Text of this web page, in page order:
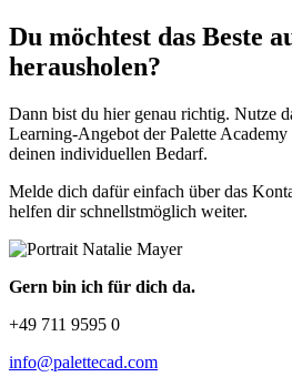
Du möchtest das Beste
herausholen?
Dann bist du hier genau richtig. Nutze
Learning-Angebot der Palette
deinen individuellen Bedarf.
Melde dich dafür einfach über das
helfen dir schnellstmöglich weiter.
Gern bin ich für dich da.
+49 711 9595 0
info@palettecad.com